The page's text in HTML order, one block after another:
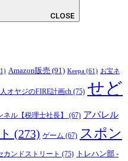
CLOSE
Amazon販売 (91) Keepa (61) お宝ネ
オヤジのFIRE計画ch (75) せど
ル【税理士社長】 (67) アパレル
(273) ゲーム (67) スポン
カンドストリート (75) トレハン部 -